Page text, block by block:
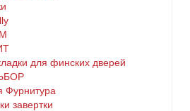
для финских дверей
Фурнитура
завертки